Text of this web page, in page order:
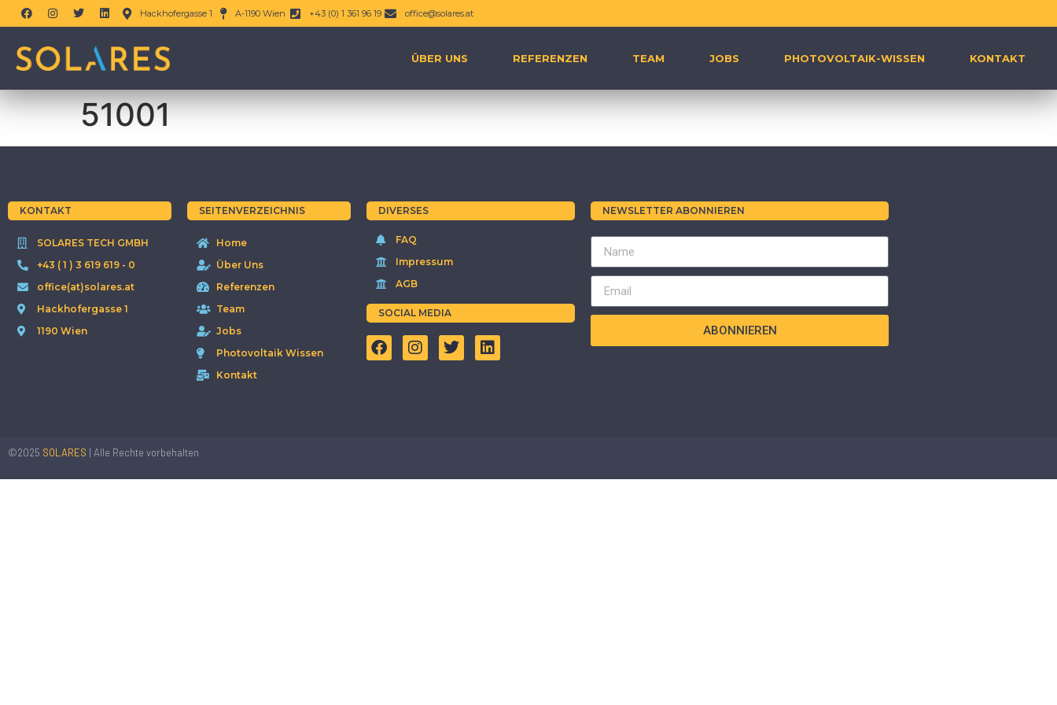
Hackhofergasse 1 A-1190 Wien +43 (0) 1 361 96 19 office@solares.at
ÜBER UNS REFERENZEN TEAM JOBS PHOTOVOLTAIK-WISSEN KONTAKT
51001
KONTAKT
SOLARES TECH GMBH
+43 ( 1 ) 3 619 619 - 0
office(at)solares.at
Hackhofergasse 1
1190 Wien
SEITENVERZEICHNIS
Home
Über Uns
Referenzen
Team
Jobs
Photovoltaik Wissen
Kontakt
DIVERSES
FAQ
Impressum
AGB
SOCIAL MEDIA
NEWSLETTER ABONNIEREN
ABONNIEREN
©2025 SOLARES | Alle Rechte vorbehalten